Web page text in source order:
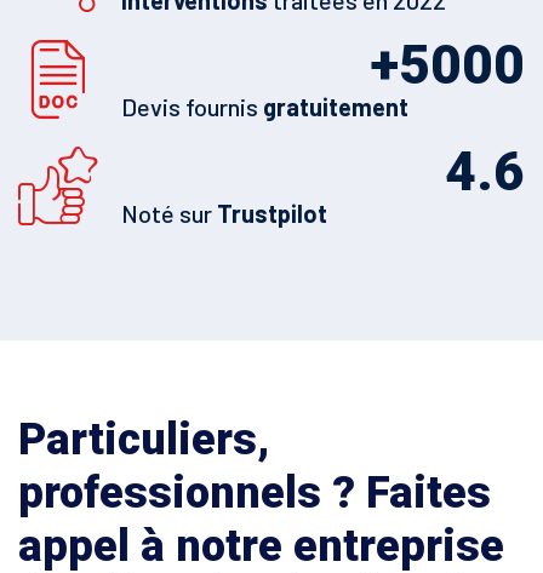
5000
+
Devis fournis gratuitement
4.6
Noté sur Trustpilot
Particuliers,
professionnels ? Faites
appel à notre entreprise